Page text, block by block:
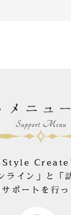
Style Create
ライン」と「
ポートを行っ